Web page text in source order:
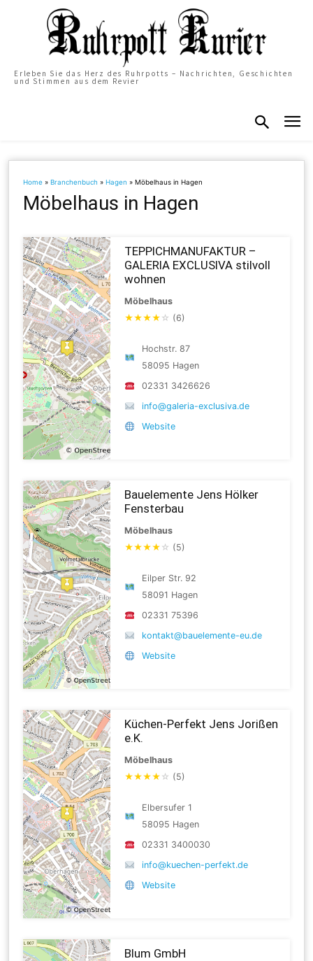
Erleben Sie das Herz des Ruhrpotts – Nachrichten, Geschichten
und Stimmen aus dem Revier
Home »Branchenbuch »Hagen »Möbelhaus in Hagen
Möbelhaus in Hagen
TEPPICHMANUFAKTUR –
GALERIA EXCLUSIVA stilvoll
wohnen
Möbelhaus
★★★★ ☆ (6)
Hochstr. 87
58095 Hagen
02331 3426626
info@galeria-exclusiva.de
Website
Bauelemente Jens Hölker
Fensterbau
Möbelhaus
★★★★ ☆ (5)
Eilper Str. 92
58091 Hagen
02331 75396
kontakt@bauelemente-eu.de
Website
Küchen-Perfekt Jens Jorißen
e.K.
Möbelhaus
★★★★ ☆ (5)
Elbersufer 1
58095 Hagen
02331 3400030
info@kuechen-perfekt.de
Website
Blum GmbH